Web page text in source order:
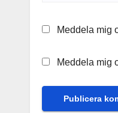
Meddela mig
Meddela mig